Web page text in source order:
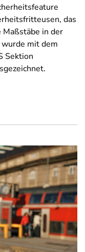
das
in der
mit dem
Sektion